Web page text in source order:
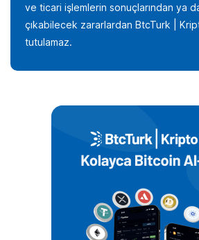
ve ticari işlemlerin sonuçlarından ya
çıkabilecek zararlardan BtcTurk |
tutulamaz.